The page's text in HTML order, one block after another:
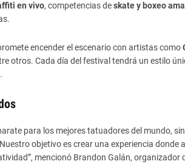
en vivo, competencias deskate y boxeo
encender el escenario con artistas como
otros. Cada día del festival tendrá un estilo
para los mejores tatuadores del mundo,
objetivo es crear una experiencia donde
mencionó Brandon Galán, organizador